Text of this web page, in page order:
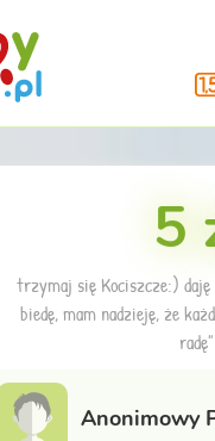
5
trzymaj się Kociszcze:)
biedę, mam nadzieję, że
Anonimowy